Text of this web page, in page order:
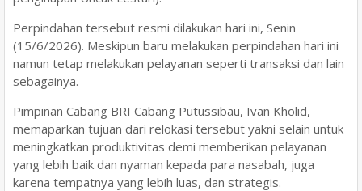
Perpindahan tersebut resmi dilakukan hari ini, Senin
(15/6/2026). Meskipun baru melakukan perpindahan hari ini
namun tetap melakukan pelayanan seperti transaksi dan lain
sebagainya.
Pimpinan Cabang BRI Cabang Putussibau, Ivan Kholid,
memaparkan tujuan dari relokasi tersebut yakni selain untuk
meningkatkan produktivitas demi memberikan pelayanan
yang lebih baik dan nyaman kepada para nasabah, juga
karena tempatnya yang lebih luas, dan strategis.